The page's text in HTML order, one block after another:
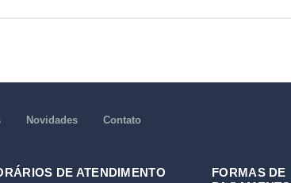
Novidades Contato
DE ATENDIMENTO
FORMAS DE